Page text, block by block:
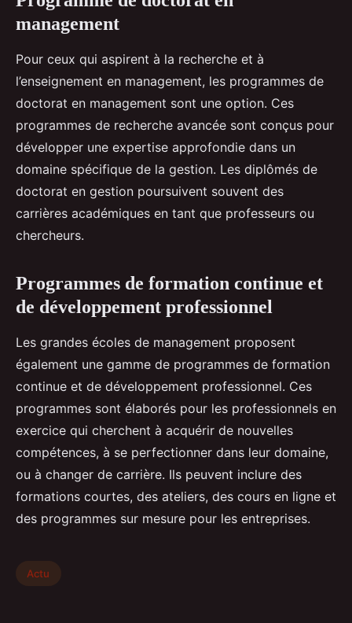
management
Pour ceux qui aspirent à la recherche et à
l’enseignement en management, les programmes de
doctorat en management sont une option. Ces
programmes de recherche avancée sont conçus pour
développer une expertise approfondie dans un
domaine spécifique de la gestion. Les diplômés de
doctorat en gestion poursuivent souvent des
carrières académiques en tant que professeurs ou
chercheurs.
Programmes de formation continue et
de développement professionnel
Les grandes écoles de management proposent
également une gamme de programmes de formation
continue et de développement professionnel. Ces
programmes sont élaborés pour les professionnels en
exercice qui cherchent à acquérir de nouvelles
compétences, à se perfectionner dans leur domaine,
ou à changer de carrière. Ils peuvent inclure des
formations courtes, des ateliers, des cours en ligne et
des programmes sur mesure pour les entreprises.
Actu